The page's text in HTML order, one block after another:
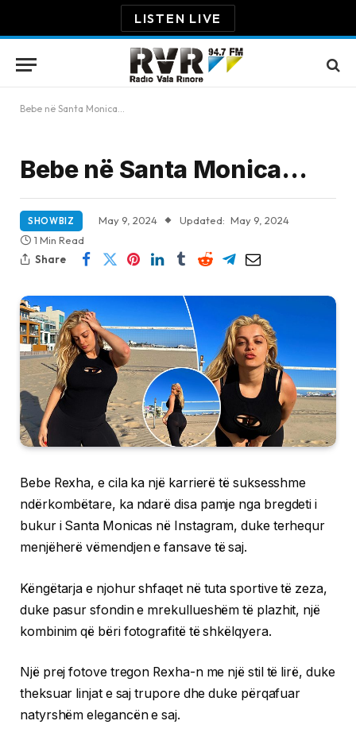
LISTEN LIVE
Bebe në Santa Monica…
Bebe në Santa Monica…
SHOWBIZ May 9, 2024 Updated: May 9, 2024
1 Min Read
Share
Bebe Rexha, e cila ka një karrierë të suksesshme
ndërkombëtare, ka ndarë disa pamje nga bregdeti i
bukur i Santa Monicas në Instagram, duke terhequr
menjëherë vëmendjen e fansave të saj.
Këngëtarja e njohur shfaqet në tuta sportive të zeza,
duke pasur sfondin e mrekullueshëm të plazhit, një
kombinim që bëri fotografitë të shkëlqyera.
Një prej fotove tregon Rexha-n me një stil të lirë, duke
theksuar linjat e saj trupore dhe duke përqafuar
natyrshëm elegancën e saj.